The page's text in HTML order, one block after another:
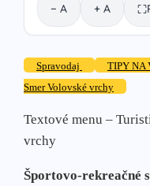
− A + A ⛶
Spravodaj TIPY NA
Smer Volovské vrchy
Textové menu –
vrchy
Športovo-rekreačné